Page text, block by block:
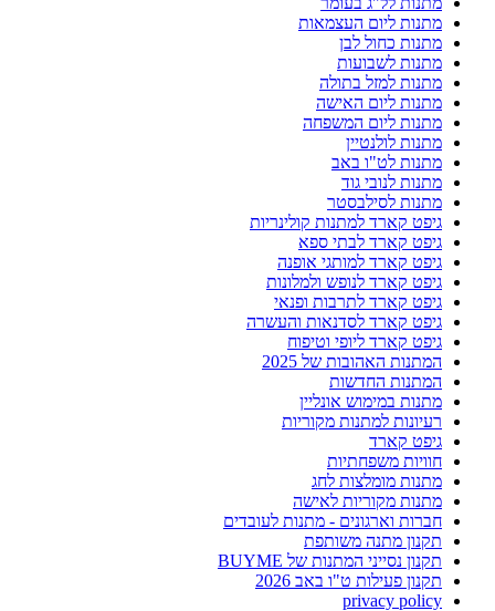
מתנות ליום העצמאות
מתנות כחול לבן
מתנות לשבועות
מתנות למזל בתולה
מתנות ליום האישה
מתנות ליום המשפחה
מתנות לולנטיין
מתנות לט"ו באב
מתנות לנובי גוד
מתנות לסילבסטר
גיפט קארד למתנות קולינריות
גיפט קארד לבתי ספא
גיפט קארד למותגי אופנה
גיפט קארד לנופש ולמלונות
גיפט קארד לתרבות ופנאי
גיפט קארד לסדנאות והעשרה
גיפט קארד ליופי וטיפוח
המתנות האהובות של 2025
המתנות החדשות
מתנות במימוש אונליין
רעיונות למתנות מקוריות
גיפט קארד
חוויות משפחתיות
מתנות מומלצות לחג
מתנות מקוריות לאישה
חברות וארגונים - מתנות לעובדים
תקנון מתנה משותפת
תקנון נסייני המתנות של BUYME
תקנון פעילות ט"ו באב 2026
privacy policy